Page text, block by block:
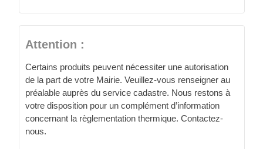
Attention :
Certains produits peuvent nécessiter une autorisation
de la part de votre Mairie. Veuillez-vous renseigner au
préalable auprès du service cadastre. Nous restons à
votre disposition pour un complément d’information
concernant la règlementation thermique. Contactez-
nous.